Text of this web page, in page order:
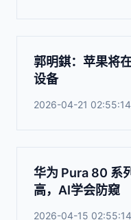
郭明錤：苹果将
设备
2026-04-21 02:55:14
华为 Pura 80 系
高，AI学会防窥
2026-04-15 02:55:14